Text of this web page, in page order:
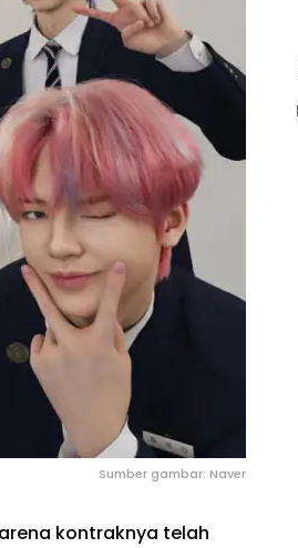
Sumber gambar: Naver
kontraknya telah